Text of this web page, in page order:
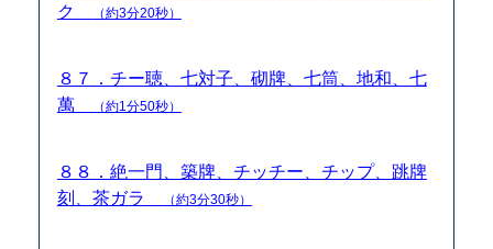
ク
（約3分20秒）
８７．チー聴、七対子、砌牌、七筒、地和、七
萬
（約1分50秒）
８８．絶一門、築牌、チッチー、チップ、跳牌
刻、茶ガラ
（約3分30秒）